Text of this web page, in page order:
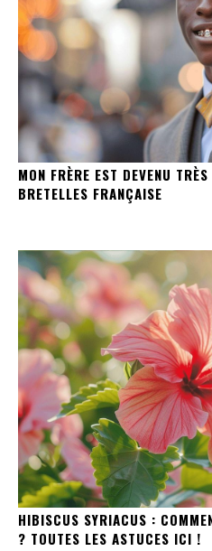
MON FRÈRE EST DEVENU
BRETELLES FRANÇAISE
HIBISCUS SYRIACUS :
? TOUTES LES ASTUCES ICI !